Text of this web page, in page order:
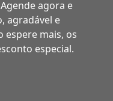
agora e
agradável e
espere mais, os
especial.